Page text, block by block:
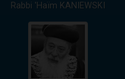
Rabbi 'Haïm KANIEWSKI